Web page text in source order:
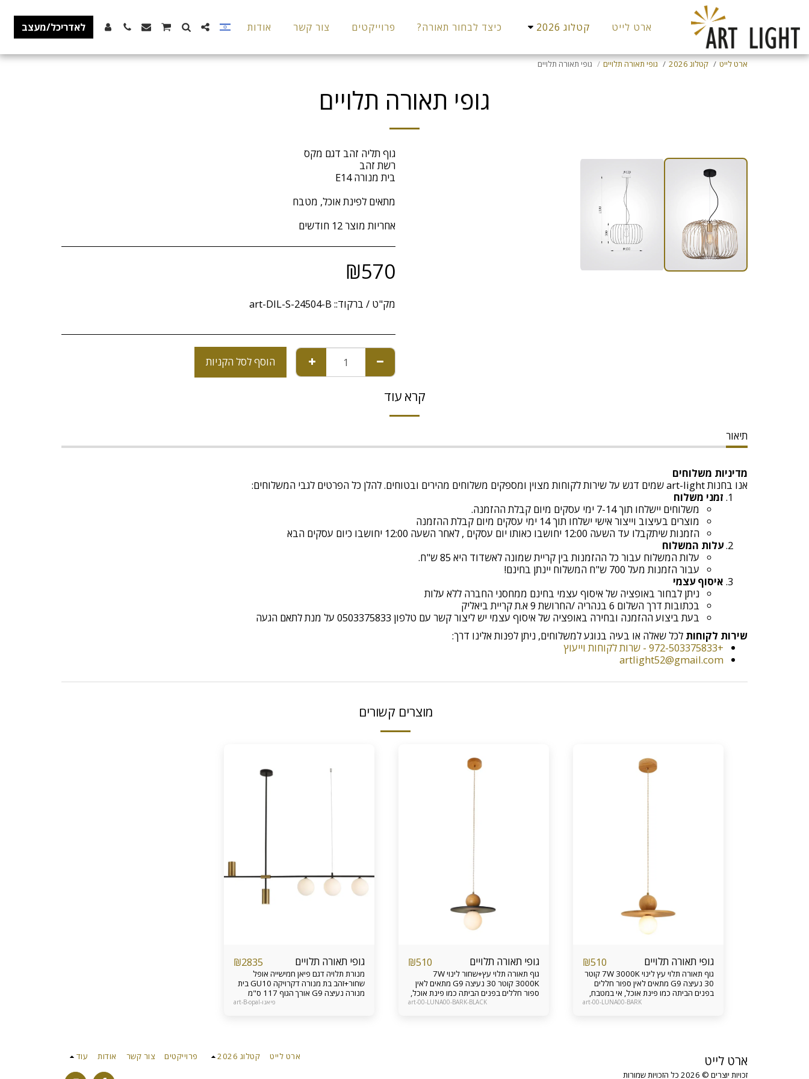
ארט לייט קטלוג 2026 כיצד לבחור תאורה? פרוייקטים צור קשר אודות לאדריכל/מעצב
ארט לייט קטלוג 2026 גופי תאורה תלויים גופי תאורה תלויים
גופי תאורה תלויים
אחריות מוצר 12 חודשים
₪570
מק"ט / ברקוד:: art-DIL-S-24504-B
הוסף לסל הקניות
קרא עוד
תיאור
מדיניות משלוחים
אנו בחנות art-light שמים דגש על שירות לקוחות מצוין ומספקים משלוחים מהירים ובטוחים. להלן כל הפרטים לגבי המשלוחים:
זמני משלוח
משלוחים יישלחו תוך 7-14 ימי עסקים מיום קבלת ההזמנה.
מוצרים בעיצוב וייצור אישי ישלחו תוך 14 ימי עסקים מיום קבלת ההזמנה
הזמנות שיתקבלו עד השעה 12:00 יחושבו כאותו יום עסקים , לאחר השעה 12:00 יחושבו כיום עסקים הבא
עלות המשלוח
עלות המשלוח עבור כל ההזמנות בין קריית שמונה לאשדוד היא 85 ש"ח.
עבור הזמנות מעל 700 ש"ח המשלוח יינתן בחינם!
איסוף עצמי
ניתן לבחור באופציה של איסוף עצמי בחינם ממחסני החברה ללא עלות
בכתובות דרך השלום 6 בנהריה /החרושת 9 א.ת קריית ביאליק
בעת ביצוע ההזמנה ובחירה באופציה של איסוף עצמי יש ליצור קשר עם טלפון 0503375833 על מנת לתאם הגעה
שירות לקוחות לכל שאלה או בעיה בנוגע למשלוחים, ניתן לפנות אלינו דרך:
+972-503375833 - שרות לקוחות וייעוץ
artlight52@gmail.com
מוצרים קשורים
גופי תאורה תלויים ₪510
גוף תאורה תלוי עץ לינוי 7W 3000K קוטר
30 נעיצה G9 מתאים לאין ספור חללים
בפנים הביתה כמו פינת אוכל, אי במטבח,
צידי מיטה בחדר שינה, פינת דקורטיביות
art-00-LUNA00-BARK
גופי תאורה תלויים ₪510
גוף תאורה תלוי עץ+שחור לינוי 7W
3000K קוטר 30 נעיצה G9 מתאים לאין
ספור חללים בפנים הביתה כמו פינת אוכל,
אי במטבח, צידי מיטה בחדר שינה, פינת
art-00-LUNA00-BARK-BLACK
גופי תאורה תלויים ₪2835
מנורת תלויה דגם פיאן חמישייה אופל
שחור+זהב בת מנורה דקרויקה GU10 בית
מנורה נעיצה G9 אורך הגוף 117 ס"מ
גובה מינימאלי – 45 ס”מ ניתן להאריך את
פיאנו-art-B-opal
ארט לייט
זכויות יוצרים © 2026 כל הזכויות שמורות
ארט לייט קטלוג 2026 פרוייקטים צור קשר אודות עוד